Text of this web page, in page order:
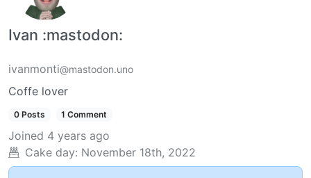
Ivan :mastodon:
ivanmonti@mastodon.uno
Coffe lover
0 Posts 1 Comment
Joined 4 years ago
Cake day: November 18th, 2022